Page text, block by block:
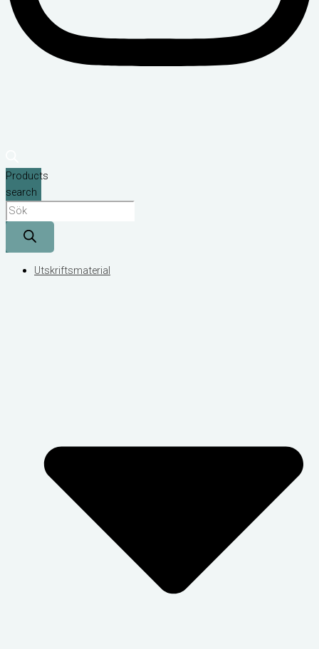
Products
search
Utskriftsmaterial